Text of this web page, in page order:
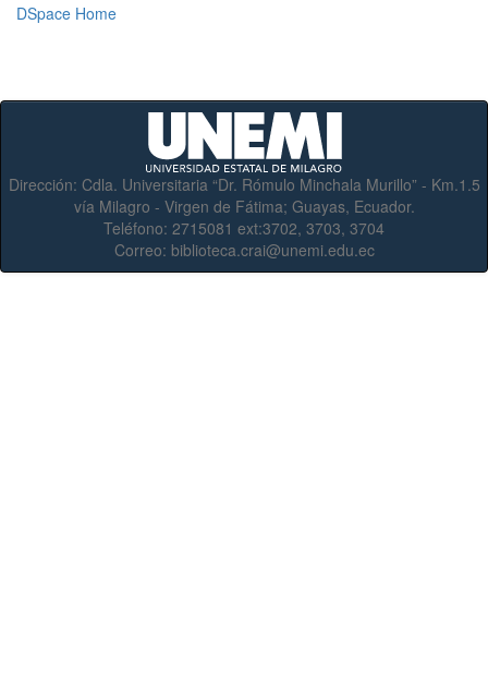
DSpace Home
Dirección: Cdla. Universitaria “Dr. Rómulo Minchala Murillo” - Km.1.5
vía Milagro - Virgen de Fátima; Guayas, Ecuador.
Teléfono: 2715081 ext:3702, 3703, 3704
Correo: biblioteca.crai@unemi.edu.ec